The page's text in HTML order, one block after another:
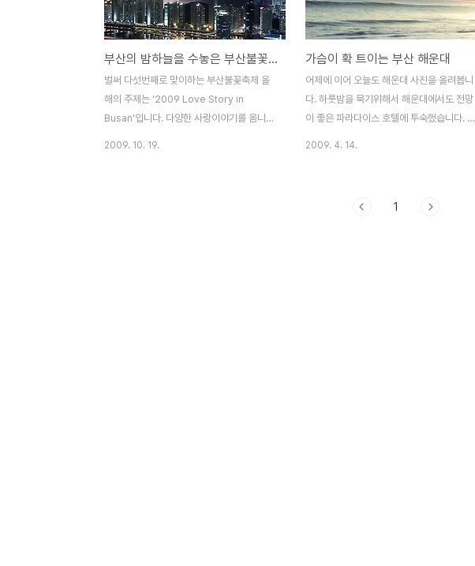
부산의 밤하늘을 수놓은 부산불꽃축제
벌써 다섯번째로 맞이하는 부산불꽃축제 올
해의 주제는 ‘2009 Love Story in
Busan'입니다. 다양한 사랑이야기를 옴니버
2009. 10. 19.
가슴이 확 트이는 부산 해운대
어제에 이어 오늘도 해운대 사진을 올려봅니
다. 하룻밤을 묵기위해서 해운대에서도 전망
이 좋은 파라다이스 호텔에 투숙했습니다. 게
저기 요트도 보이고...한적한 해운대 바다를
2009. 4. 14.
1